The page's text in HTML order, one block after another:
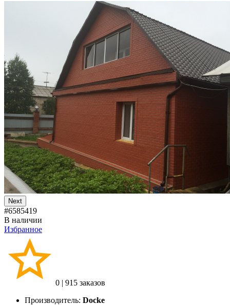
Next
#6585419
В наличии
Избранное
0 | 915 заказов
Производитель: Docke